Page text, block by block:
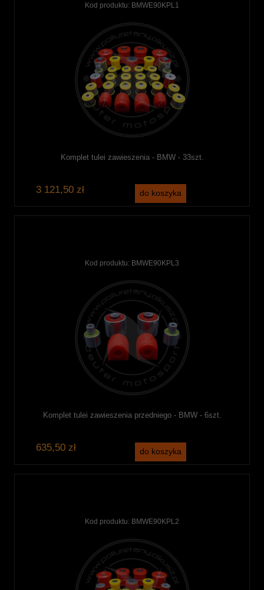
Kod produktu: BMWE90KPL1
Komplet tulei zawieszenia - BMW - 33szt.
3 121,50 zł do koszyka
Kod produktu: BMWE90KPL3
Komplet tulei zawieszenia przedniego - BMW - 6szt.
635,50 zł do koszyka
Kod produktu: BMWE90KPL2